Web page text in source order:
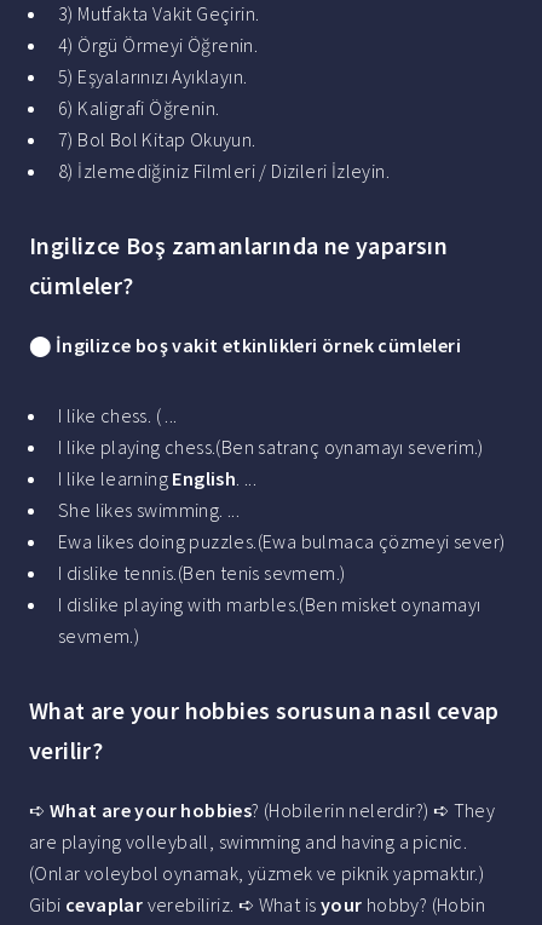
3) Mutfakta Vakit Geçirin.
4) Örgü Örmeyi Öğrenin.
5) Eşyalarınızı Ayıklayın.
6) Kaligrafi Öğrenin.
7) Bol Bol Kitap Okuyun.
8) İzlemediğiniz Filmleri / Dizileri İzleyin.
Ingilizce Boş zamanlarında ne yaparsın
cümleler?
⬤ İngilizce boşvakit etkinlikleri örnek cümleleri
I like chess. ( ...
I like playing chess.(Ben satranç oynamayı severim.)
I like learning English. ...
She likes swimming. ...
Ewa likes doing puzzles.(Ewa bulmaca çözmeyi sever)
I dislike tennis.(Ben tenis sevmem.)
I dislike playing with marbles.(Ben misket oynamayı
sevmem.)
What are your hobbies sorusuna nasıl cevap
verilir?
➪ What are your hobbies? (Hobilerin nelerdir?) ➪ They
are playing volleyball, swimming and having a picnic.
(Onlar voleybol oynamak, yüzmek ve piknik yapmaktır.)
Gibi cevaplar verebiliriz. ➪ What is your hobby? (Hobin